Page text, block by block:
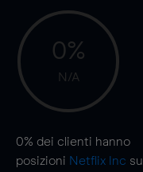
0%
N/A
0% dei clienti hanno
posizioni Netflix Inc su